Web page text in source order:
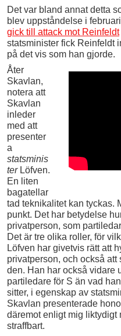
Det var bland annat detta
blev uppståndelse i
gick till attack mot Reinfeldt
statsminister fick Reinfeldt
på det vis som han gjorde.
Åter
Skavlan,
notera att
Skavlan
inleder
med att
presenter
a
statsminis
terLöfven.
En liten
bagatellar
tad teknikalitet kan tyckas.
punkt. Det har betydelse
privatperson, som
Det är tre olika roller, för
Löfven har givetvis rätt att
privatperson, och också att
den. Han har också vidare
partiledare för S än vad
sitter, i egenskap av
Skavlan presenterade
däremot enligt mig liktydigt
straffbart.